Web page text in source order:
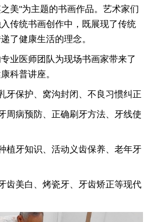
美"为主题的书画作品。艺术家们
传统书画创作中，既展现了传统
了健康生活的理念。
业医师团队为现场书画家带来了
科普讲座。
牙保护、窝沟封闭、不良习惯纠正
周病预防、正确刷牙方法、牙线使
植牙知识、活动义齿保养、老年牙
齿美白、烤瓷牙、牙齿矫正等现代